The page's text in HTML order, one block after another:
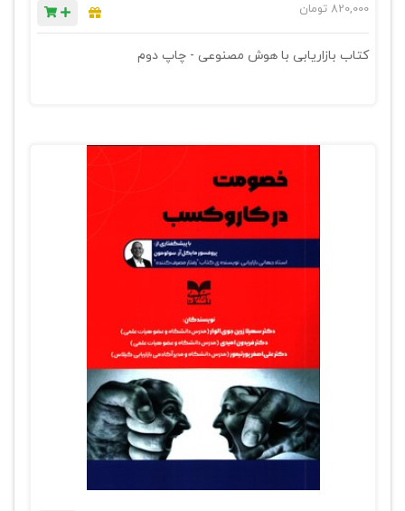
820,000 تومان
کتاب بازاریابی با هوش مصنوعی - چاپ دوم